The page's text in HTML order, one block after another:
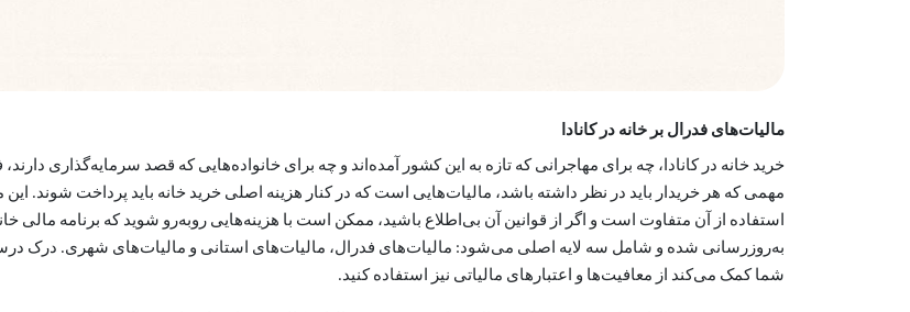
مالیات‌های فدرال بر خانه در کانادا
خرید خانه در کانادا، چه برای مهاجرانی که تازه به این کشور آمده‌اند و چه برای خانواده‌هایی که قصد سرمایه‌گذاری
مهمی که هر خریدار باید در نظر داشته باشد، مالیات‌هایی است که در کنار هزینه اصلی خرید خانه باید پرداخت شوند.
به‌روزرسانی شده و شامل سه لایه اصلی می‌شود: مالیات‌های فدرال، مالیات‌های استانی و مالیات‌های شهری. درک درست
شما کمک می‌کند از معافیت‌ها و اعتبارهای مالیاتی نیز استفاده کنید.